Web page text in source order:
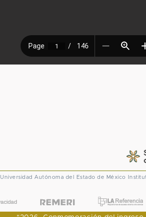
Universidad Autónoma del Estado de México